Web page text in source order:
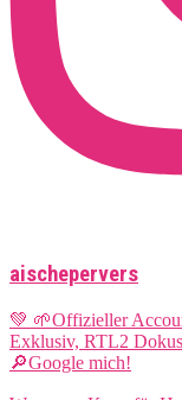
aischepervers
💚 🌱Offizieller
Exklusiv, RTL2
🔎Google mich!